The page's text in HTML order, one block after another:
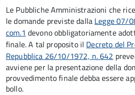
Le Pubbliche Amministrazioni che
le domande previste dalla Legge 07/
com.1 devono obbligatoriamente
finale. A tal proposito il Decreto del
Repubblica 26/10/1972, n. 642
avviene per la presentazione della
provvedimento finale debba essere
bollo.